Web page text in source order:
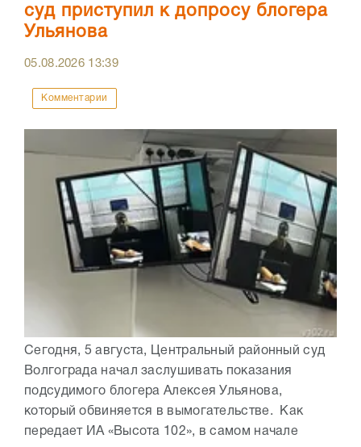
суд приступил к допросу блогера
Ульянова
05.08.2026 13:39
Комментарии
Сегодня, 5 августа, Центральный районный суд
Волгограда начал заслушивать показания
подсудимого блогера Алексея Ульянова,
который обвиняется в вымогательстве. Как
передает ИА «Высота 102», в самом начале